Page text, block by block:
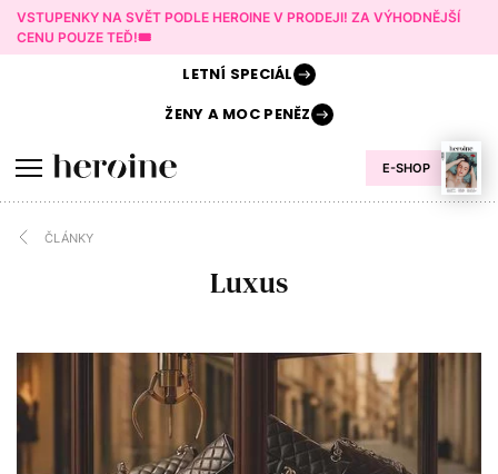
VSTUPENKY NA SVĚT PODLE HEROINE V PRODEJI! ZA VÝHODNĚJŠÍ
CENU POUZE TEĎ!🎟️
E-SHOP
LETNÍ SPECIÁL
ŽENY AMOC PENĚZ
ČLÁNKY
Luxus